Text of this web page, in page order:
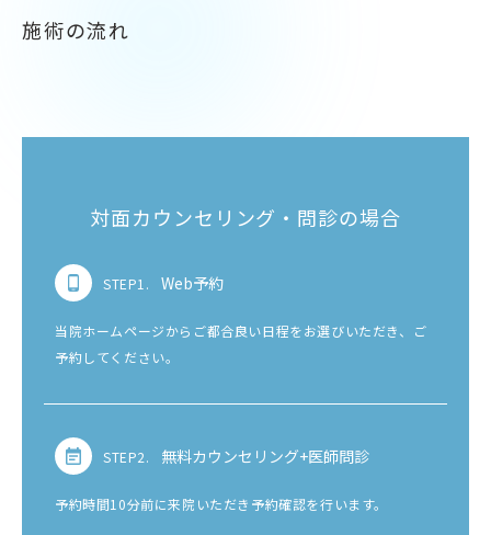
施術の流れ
対面カウンセリング・問診の場合
STEP1. Web予約
当院ホームページからご都合良い日程をお選びいただき、ご
予約してください。
STEP2. 無料カウンセリング+医師問診
予約時間10分前に来院いただき予約確認を行います。